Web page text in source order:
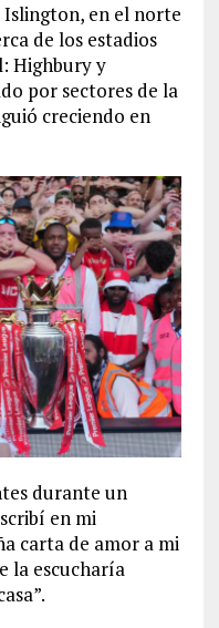
Islington, en el norte
de los estadios
Highbury y
por sectores de la
creciendo en
durante un
en mi
carta de amor a mi
la escucharía